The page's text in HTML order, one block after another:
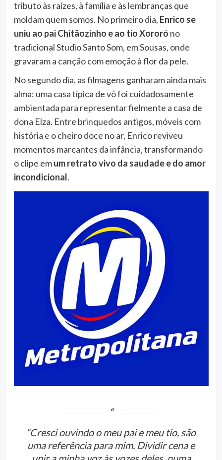
tributo às raízes, à família e às lembranças que
moldam quem somos. No primeiro dia, Enrico se
uniu ao pai Chitãozinho e ao tio Xororó no
tradicional Studio Santo Som, em Sousas, onde
gravaram a canção com emoção à flor da pele.
No segundo dia, as filmagens ganharam ainda mais
alma: uma casa típica de vó foi cuidadosamente
ambientada para representar fielmente a casa de
dona Elza. Entre brinquedos antigos, móveis com
história e o cheiro doce no ar, Enrico reviveu
momentos marcantes da infância, transformando
o clipe emum retrato vivo da saudade e do amor
incondicional.
“Cresci ouvindo o meu pai e meu tio, são
uma referência para mim. Dividir cena e